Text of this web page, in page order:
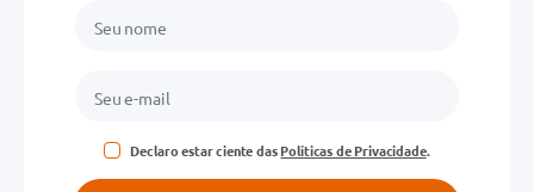
Declaro estar ciente dasPolíticas de Privacidade.